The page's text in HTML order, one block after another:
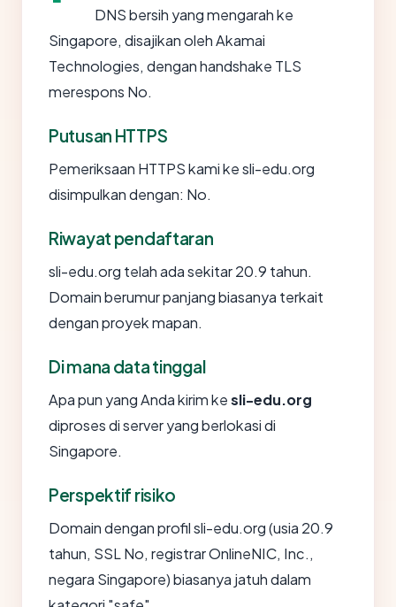
DNS bersih yang mengarah ke
Singapore, disajikan oleh Akamai
Technologies, dengan handshake TLS
merespons No.
Putusan HTTPS
Pemeriksaan HTTPS kami ke sli-edu.org
disimpulkan dengan: No.
Riwayat pendaftaran
sli-edu.org telah ada sekitar 20.9 tahun.
Domain berumur panjang biasanya terkait
dengan proyek mapan.
Di mana data tinggal
Apa pun yang Anda kirim kesli-edu.org
diproses di server yang berlokasi di
Singapore.
Perspektif risiko
Domain dengan profil sli-edu.org (usia 20.9
tahun, SSL No, registrar OnlineNIC, Inc.,
negara Singapore) biasanya jatuh dalam